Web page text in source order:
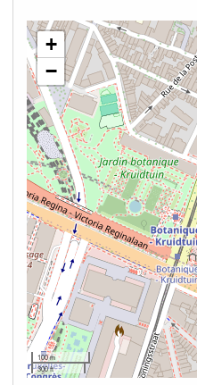
+
−
100 m
300 ft